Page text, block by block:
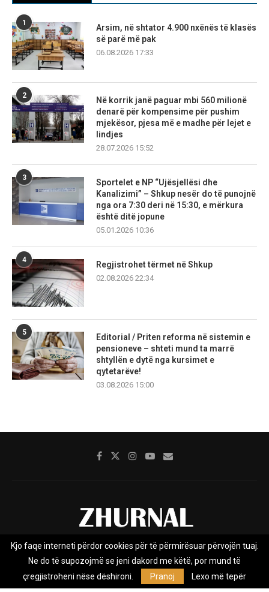
1
Arsim, në shtator 4.900 nxënës të klasës
së parë më pak
06.08.2026 17:33
2
Në korrik janë paguar mbi 560 milionë
denarë për kompensime për pushim
mjekësor, pjesa më e madhe për lejet e
lindjes
28.07.2026 15:52
3
Sportelet e NP “Ujësjellësi dhe
Kanalizimi” – Shkup nesër do të punojnë
nga ora 7:30 deri në 15:30, e mërkura
është ditë jopune
05.01.2026 10:36
4
Regjistrohet tërmet në Shkup
02.08.2026 22:34
5
Editorial / Priten reforma në sistemin e
pensioneve – shteti mund ta marrë
shtyllën e dytë nga kursimet e
qytetarëve!
03.08.2026 15:00
Rreth nesh Impresumi Marketing
Privacy Policy
Zhurnal.mk është Agjenci e Lajmeve e pavarur, e themeluar në vitin
Kjo faqe interneti përdor cookies për të përmirësuar përvojën tuaj.
Ne do të supozojmë se jeni dakord me këtë, por mund të
çregjistroheni nëse dëshironi.
Pranoj Lexo më tepër